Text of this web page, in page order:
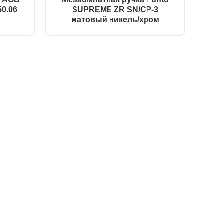
SUPREME ZR SN/CP-3
матовый никель/хром